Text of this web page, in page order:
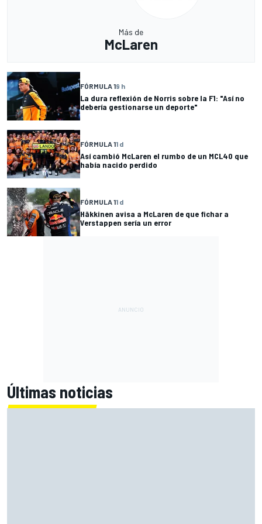
Más de
McLaren
FÓRMULA 19 h
La dura reflexión de Norris sobre la F1: "Así no
debería gestionarse un deporte"
FÓRMULA 11 d
Así cambió McLaren el rumbo de un MCL40 que
había nacido perdido
FÓRMULA 11 d
Häkkinen avisa a McLaren de que fichar a
Verstappen sería un error
Últimas noticias